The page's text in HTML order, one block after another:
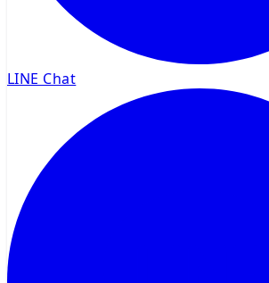
LINE Chat